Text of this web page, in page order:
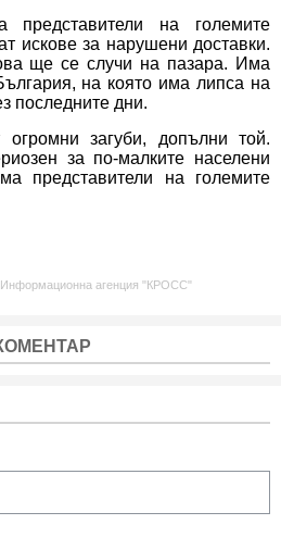
на големите
искове за нарушени доставки.
ще се случи на пазара. Има
на която има липса на
последните дни.
загуби, допълни той.
за по-малките населени
представители на големите
Информационна агенция "КРОСС"